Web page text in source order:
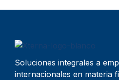
Soluciones integrales a
internacionales en materia